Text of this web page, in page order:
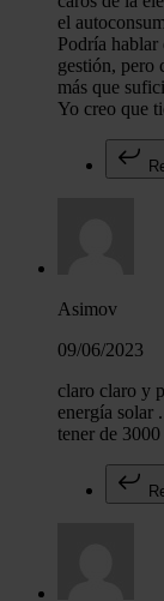
el
Podría hablar
gestión, pero
más que
Yo creo que
Asimov
09/06/2023
claro claro y
energía solar
tener de